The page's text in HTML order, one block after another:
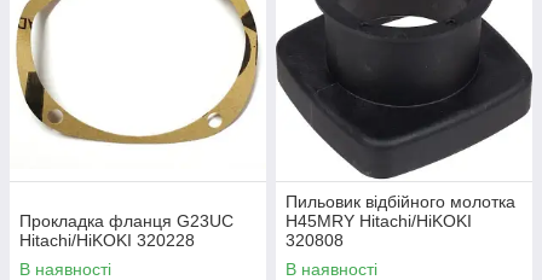
Прокладка фланця G23UC
Hitachi/HiKOKI 320228
В наявності
Пильовик відбійного молотка
H45MRY Hitachi/HiKOKI
320808
В наявності